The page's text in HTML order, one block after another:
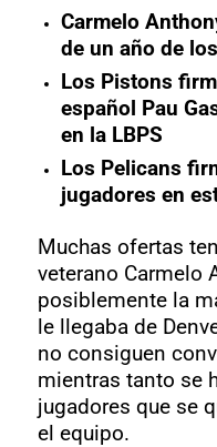
Carmelo
de un año de
Los Pistons
español Pau
en la LBPS
Los Pelicans
jugadores en
Muchas ofertas
veterano Carmelo
posiblemente la
le llegaba de
no consiguen
mientras tanto se
jugadores que se
el equipo.